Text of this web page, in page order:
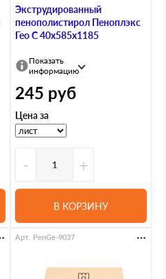
Экструдированный
пенополистирол Пеноплэкс
Гео С 40х585х1185
Показать
информацию
245 руб
Цена за
- +
В КОРЗИНУ
Арт. PenGe-9037